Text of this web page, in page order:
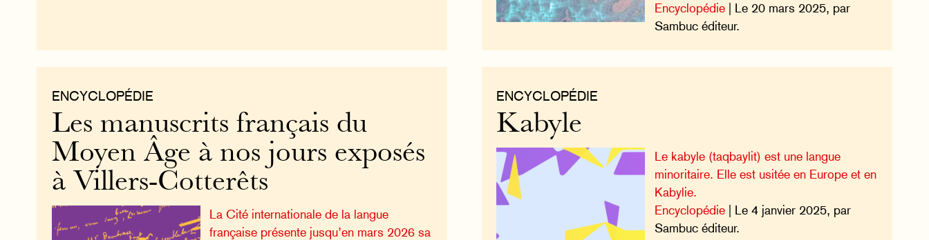
Encyclopédie| Le 20 mars 2025, par
Sambuc éditeur.
ENCYCLOPÉDIE
Kabyle
Le kabyle (taqbaylit) est une langue
minoritaire. Elle est usitée en Europe et en
Kabylie.
Encyclopédie| Le 4 janvier 2025, par
Sambuc éditeur.
ENCYCLOPÉDIE
Les manuscrits français du
Moyen Âge à nos jours exposés
à Villers-Cotterêts
La Cité internationale de la langue
française présente jusqu’en mars 2026 sa